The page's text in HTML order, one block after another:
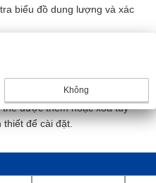
biểu đồ dung lượng và xác
lượng liên kết trong
được thêm hoặc xóa tùy
thiết để cài đặt.
Không